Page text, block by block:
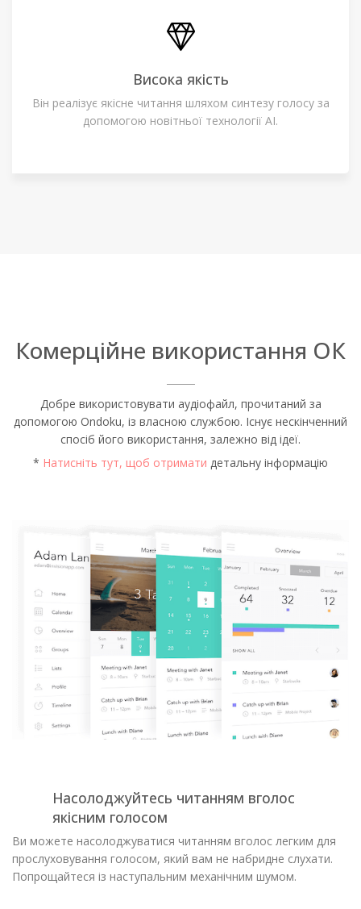
Висока якість
Він реалізує якісне читання шляхом синтезу голосу за
допомогою новітньої технології AI.
Комерційне використання ОК
Добре використовувати аудіофайл, прочитаний за
допомогою Ondoku, із власною службою. Існує нескінченний
спосіб його використання, залежно від ідеї.
* Натисніть тут, щоб отримати детальну інформацію
Насолоджуйтесь читанням вголос
якісним голосом
Ви можете насолоджуватися читанням вголос легким для
прослуховування голосом, який вам не набридне слухати.
Попрощайтеся із наступальним механічним шумом.